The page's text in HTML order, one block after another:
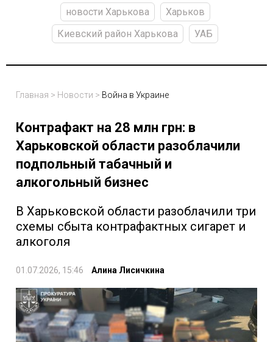
новости Харькова
Харьков
Киевский район Харькова
УАБ
Главная > Новости > Война в Украине
Контрафакт на 28 млн грн: в
Харьковской области разоблачили
подпольный табачный и
алкогольный бизнес
В Харьковской области разоблачили три
схемы сбыта контрафактных сигарет и
алкоголя
01.07.2026, 15:46 Алина Лисичкина